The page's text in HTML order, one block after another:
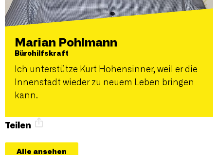
Marian Pohlmann
Bürohilfskraft
Ich unterstütze Kurt Hohensinner, weil er die
Innenstadt wieder zu neuem Leben bringen
kann.
Teilen
Alle ansehen